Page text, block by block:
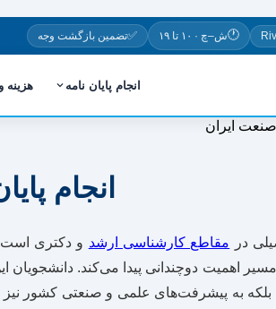
🕐ش–چ · ۱۰ تا ۱۹ ✅تضمین بازگشت وجه
انجام پایان نامه هزینه
انجام
در مقاطع کارشناسی ارشد و دکتری است
مسیر اهمیت دوچندانی پیدا می‌کند.
به پیشرفت‌های علمی و صنعتی کشور نیز